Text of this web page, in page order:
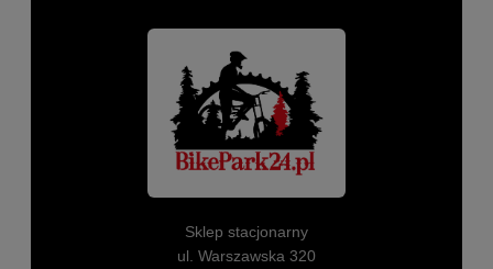
Sklep stacjonarny
ul. Warszawska 320